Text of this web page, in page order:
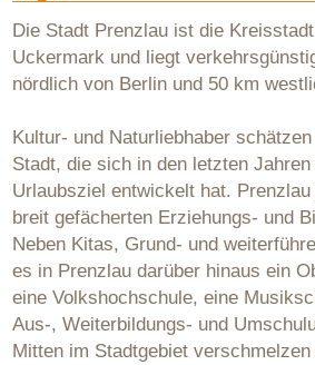
Die Stadt Prenzlau ist die
Uckermark und liegt
nördlich von Berlin und 50 km
Kultur- und Naturliebhaber
Stadt, die sich in den letzten
Urlaubsziel entwickelt hat.
breit gefächerten Erziehungs- und
Neben Kitas, Grund- und
es in Prenzlau darüber hinaus ein
eine Volkshochschule, eine
Aus-, Weiterbildungs- und
Mitten im Stadtgebiet